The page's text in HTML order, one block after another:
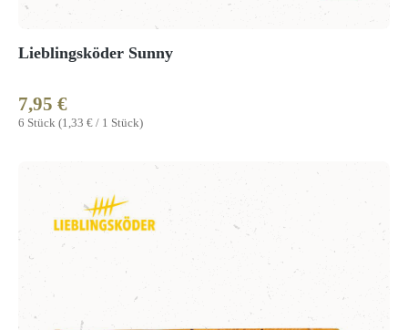
Lieblingsköder Sunny
6 Stück (1,33 € / 1 Stück)
Regulärer Preis:
7,95 €